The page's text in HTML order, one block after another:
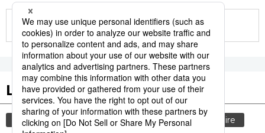
More in this series
Les tags populaires
gastronomie culture tourisme histoire